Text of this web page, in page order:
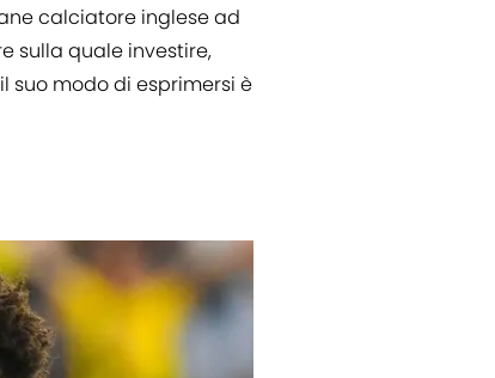
calciatore inglese ad
sulla quale investire,
suo modo di esprimersi è